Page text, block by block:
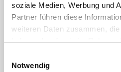
soziale Medien, Werbung und
Partner führen diese
weiteren Daten zusammen,
haben oder die sie im
Cookies, wenn Sie unsere
Notwendig